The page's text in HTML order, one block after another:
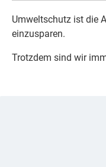
Umweltschutz ist die
einzusparen.
Trotzdem sind wir